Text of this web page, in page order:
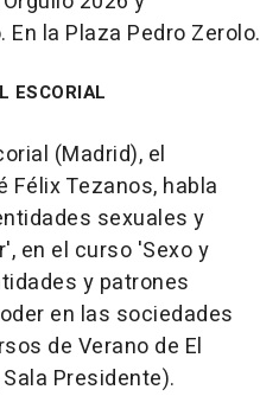
la Plaza Pedro Zerolo.
ESCORIAL
(Madrid), el
Félix Tezanos, habla
sexuales y
en el curso 'Sexo y
y patrones
en las sociedades
de Verano de El
Presidente).